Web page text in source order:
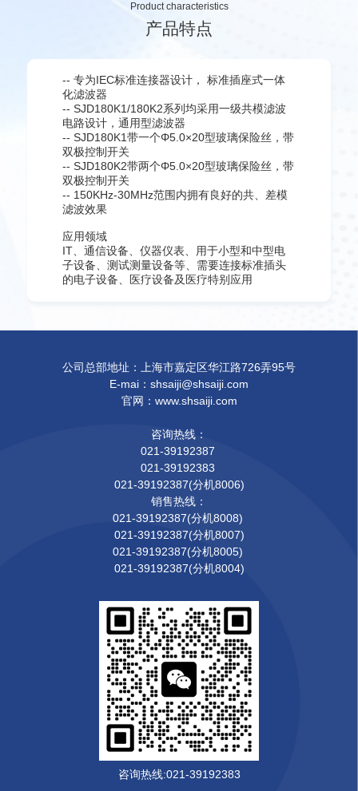
Product characteristics
产品特点
-- 专为IEC标准连接器设计， 标准插座式一体
化滤波器
-- SJD180K1/180K2系列均采用一级共模滤波
电路设计，通用型滤波器
-- SJD180K1带一个Φ5.0×20型玻璃保险丝，带
双极控制开关
-- SJD180K2带两个Φ5.0×20型玻璃保险丝，带
双极控制开关
-- 150KHz-30MHz范围内拥有良好的共、差模
滤波效果
应用领域
IT、通信设备、仪器仪表、用于小型和中型电
子设备、测试测量设备等、需要连接标准插头
的电子设备、医疗设备及医疗特别应用
公司总部地址：上海市嘉定区华江路726弄95号
E-mai：shsaiji@shsaiji.com
官网：www.shsaiji.com
咨询热线：
021-39192387
021-39192383
021-39192387(分机8006)
销售热线：
021-39192387(分机8008)
021-39192387(分机8007)
021-39192387(分机8005)
021-39192387(分机8004)
咨询热线:021-39192383